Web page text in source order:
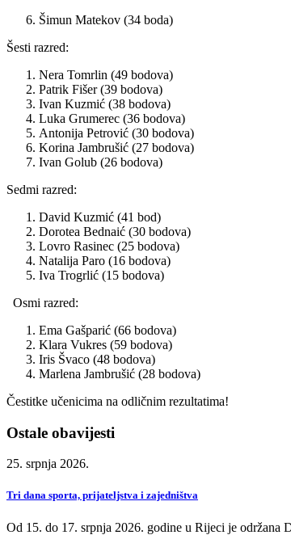
Šimun Matekov (34 boda)
Šesti razred:
Nera Tomrlin (49 bodova)
Patrik Fišer (39 bodova)
Ivan Kuzmić (38 bodova)
Luka Grumerec (36 bodova)
Antonija Petrović (30 bodova)
Korina Jambrušić (27 bodova)
Ivan Golub (26 bodova)
Sedmi razred:
David Kuzmić (41 bod)
Dorotea Bednaić (30 bodova)
Lovro Rasinec (25 bodova)
Natalija Paro (16 bodova)
Iva Trogrlić (15 bodova)
Osmi razred:
Ema Gašparić (66 bodova)
Klara Vukres (59 bodova)
Iris Švaco (48 bodova)
Marlena Jambrušić (28 bodova)
Čestitke učenicima na odličnim rezultatima!
Ostale obavijesti
25. srpnja 2026.
Tri dana sporta, prijateljstva i zajedništva
Od 15. do 17. srpnja 2026. godine u Rijeci je